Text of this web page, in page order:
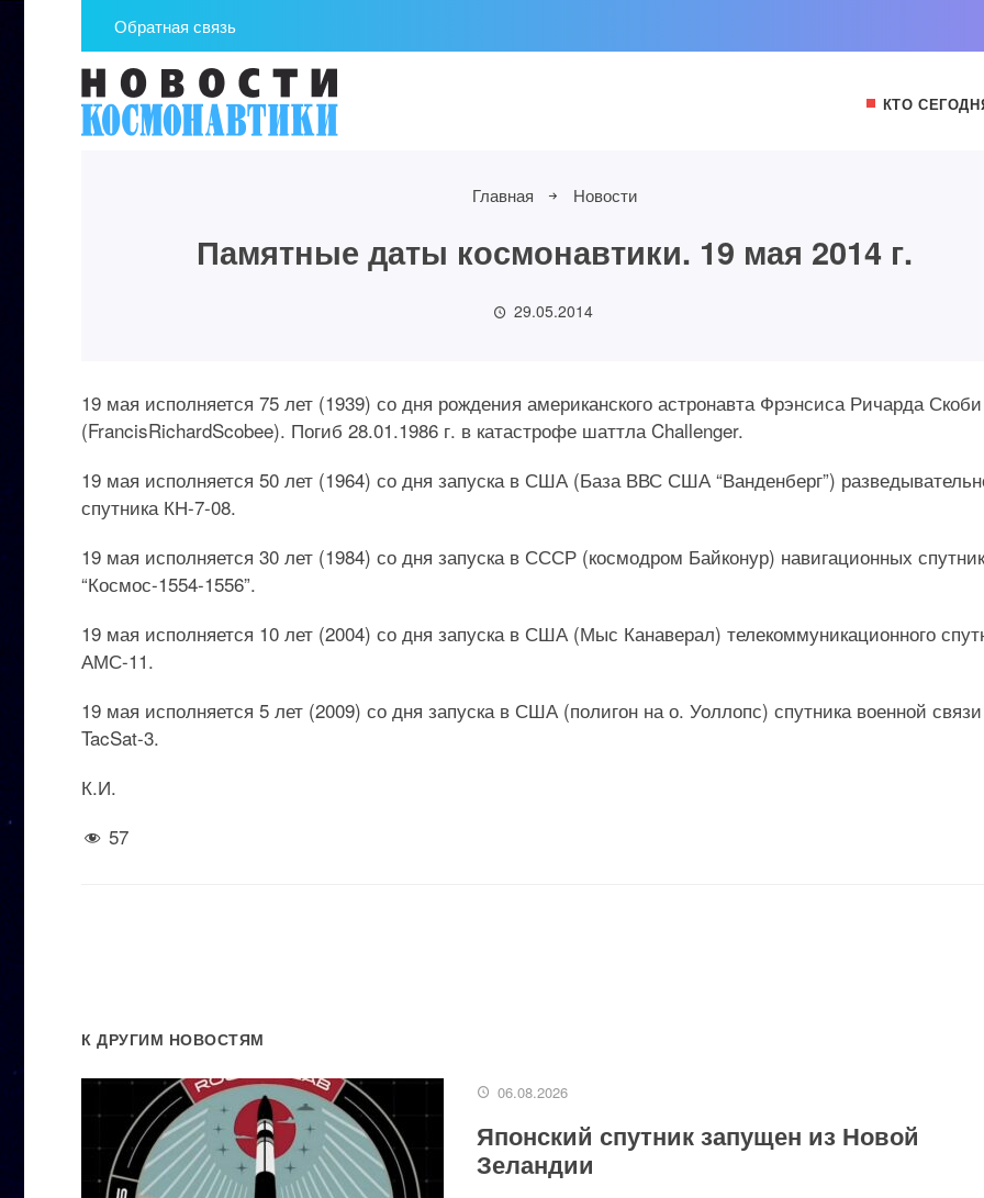
Обратная связь
КТО
Главная Новости
Памятные даты космонавтики. 19 мая 2014 г.
29.05.2014
19 мая исполняется 75 лет (1939) со дня рождения американского астронавта Фрэнсиса Ричарда Скоби
(FrancisRichardScobee). Погиб 28.01.1986 г. в катастрофе шаттла Challenger.
19 мая исполняется 50 лет (1964) со дня запуска в США (База ВВС США “Ванденберг”)
спутника КН-7-08.
19 мая исполняется 30 лет (1984) со дня запуска в СССР (космодром Байконур) навигационных
“Космос-1554-1556”.
19 мая исполняется 10 лет (2004) со дня запуска в США (Мыс Канаверал) телекоммуникационного
АМС-11.
19 мая исполняется 5 лет (2009) со дня запуска в США (полигон на о. Уоллопс) спутника военной связи
TacSat-3.
К.И.
57
К ДРУГИМ НОВОСТЯМ
06.08.2026
Японский спутник запущен из Новой
Зеландии